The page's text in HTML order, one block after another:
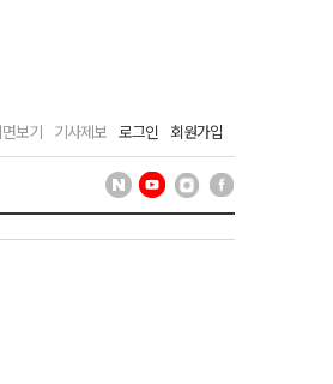
보기 기사제보 로그인 회원가입